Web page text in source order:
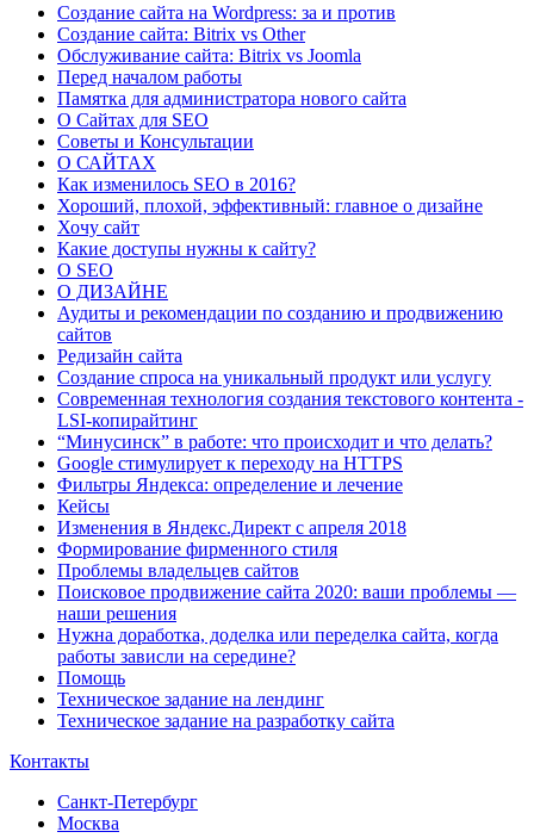
Создание сайта на Wordpress: за и против
Создание сайта: Bitrix vs Other
Обслуживание сайта: Bitrix vs Joomla
Перед началом работы
Памятка для администратора нового сайта
О Сайтах для SEO
Советы и Консультации
О САЙТАХ
Как изменилось SEO в 2016?
Хороший, плохой, эффективный: главное о дизайне
Хочу сайт
Какие доступы нужны к сайту?
О SEO
О ДИЗАЙНЕ
Аудиты и рекомендации по созданию и продвижению
сайтов
Редизайн сайта
Создание спроса на уникальный продукт или услугу
Современная технология создания текстового контента -
LSI-копирайтинг
“Минусинск” в работе: что происходит и что делать?
Google стимулирует к переходу на HTTPS
Фильтры Яндекса: определение и лечение
Кейсы
Изменения в Яндекс.Директ с апреля 2018
Формирование фирменного стиля
Проблемы владельцев сайтов
Поисковое продвижение сайта 2020: ваши проблемы —
наши решения
Нужна доработка, доделка или переделка сайта, когда
работы зависли на середине?
Помощь
Техническое задание на лендинг
Техническое задание на разработку сайта
Контакты
Санкт-Петербург
Москва